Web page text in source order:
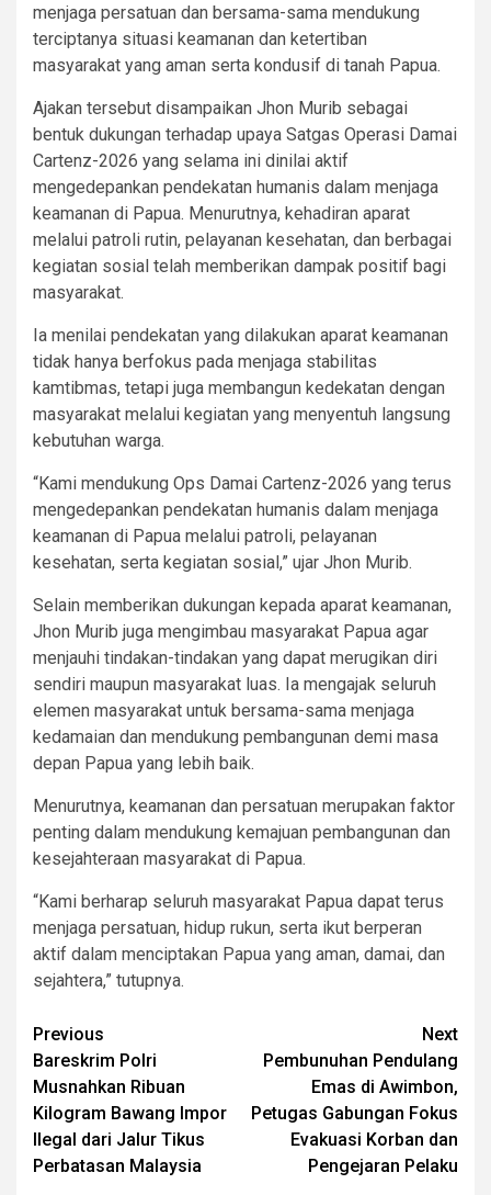
menjaga persatuan dan bersama-sama mendukung
terciptanya situasi keamanan dan ketertiban
masyarakat yang aman serta kondusif di tanah Papua.
Ajakan tersebut disampaikan Jhon Murib sebagai
bentuk dukungan terhadap upaya Satgas Operasi Damai
Cartenz-2026 yang selama ini dinilai aktif
mengedepankan pendekatan humanis dalam menjaga
keamanan di Papua. Menurutnya, kehadiran aparat
melalui patroli rutin, pelayanan kesehatan, dan berbagai
kegiatan sosial telah memberikan dampak positif bagi
masyarakat.
Ia menilai pendekatan yang dilakukan aparat keamanan
tidak hanya berfokus pada menjaga stabilitas
kamtibmas, tetapi juga membangun kedekatan dengan
masyarakat melalui kegiatan yang menyentuh langsung
kebutuhan warga.
“Kami mendukung Ops Damai Cartenz-2026 yang terus
mengedepankan pendekatan humanis dalam menjaga
keamanan di Papua melalui patroli, pelayanan
kesehatan, serta kegiatan sosial,” ujar Jhon Murib.
Selain memberikan dukungan kepada aparat keamanan,
Jhon Murib juga mengimbau masyarakat Papua agar
menjauhi tindakan-tindakan yang dapat merugikan diri
sendiri maupun masyarakat luas. Ia mengajak seluruh
elemen masyarakat untuk bersama-sama menjaga
kedamaian dan mendukung pembangunan demi masa
depan Papua yang lebih baik.
Menurutnya, keamanan dan persatuan merupakan faktor
penting dalam mendukung kemajuan pembangunan dan
kesejahteraan masyarakat di Papua.
“Kami berharap seluruh masyarakat Papua dapat terus
menjaga persatuan, hidup rukun, serta ikut berperan
aktif dalam menciptakan Papua yang aman, damai, dan
sejahtera,” tutupnya.
Post
navigation
Previous
Bareskrim Polri
Musnahkan Ribuan
Kilogram Bawang Impor
Ilegal dari Jalur Tikus
Perbatasan Malaysia
Next
Pembunuhan Pendulang
Emas di Awimbon,
Petugas Gabungan Fokus
Evakuasi Korban dan
Pengejaran Pelaku